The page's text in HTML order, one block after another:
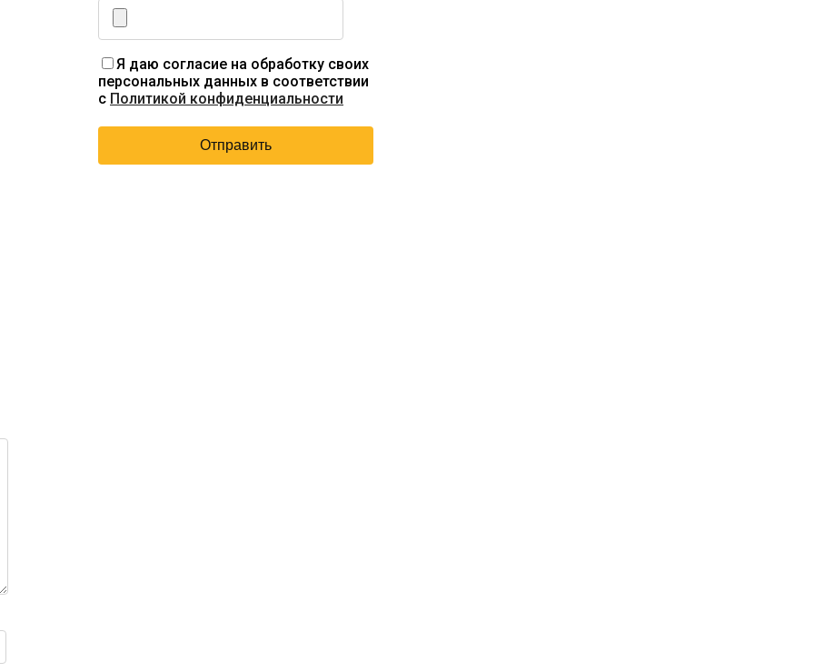
Я даю согласие на обработку своих
персональных данных в соответствии
с Политикой конфиденциальности